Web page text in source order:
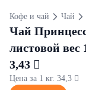
Кофе и чай Чай
Чай
листовой вес
3,43 
Цена за 1 кг. 34,3 